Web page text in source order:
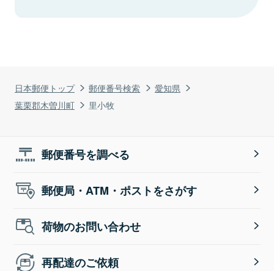
日本郵便トップ 郵便番号検索
愛知県
葉栗郡木曽川町
里小牧
郵便番号を調べる
郵便局・ATM・ポストをさがす
荷物のお問い合わせ
再配達のご依頼